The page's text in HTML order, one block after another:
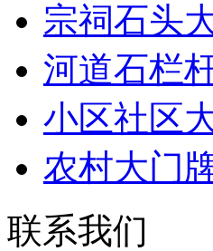
宗祠石头
河道石栏
小区社区
农村大门
联系我们